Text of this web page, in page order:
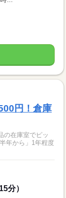
円！倉庫
の在庫室でピッ
年から」1年程度
分）